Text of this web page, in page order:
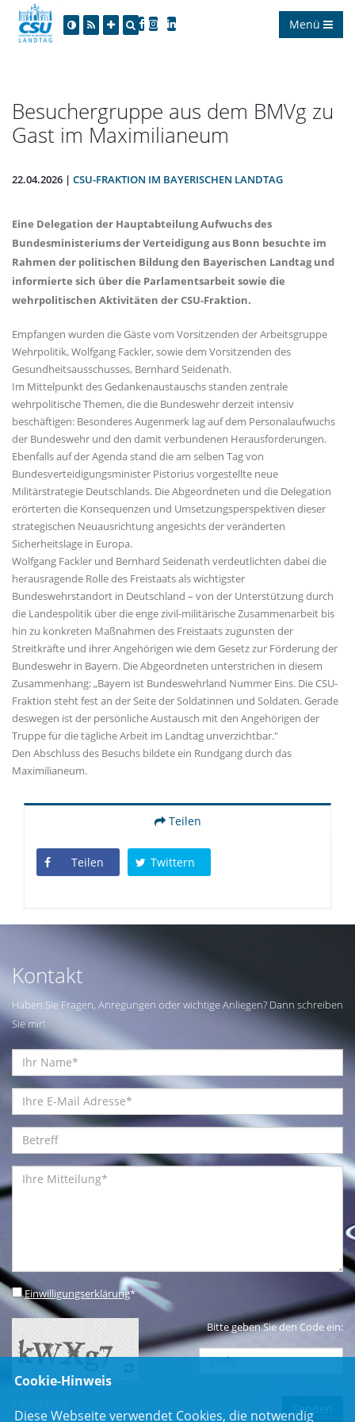
Menü
Besuchergruppe aus dem BMVg zu
Gast im Maximilianeum
22.04.2026 | CSU-FRAKTION IM BAYERISCHEN LANDTAG
Eine Delegation der Hauptabteilung Aufwuchs des
Bundesministeriums der Verteidigung aus Bonn besuchte im
Rahmen der politischen Bildung den Bayerischen Landtag und
informierte sich über die Parlamentsarbeit sowie die
wehrpolitischen Aktivitäten der CSU-Fraktion.
Empfangen wurden die Gäste vom Vorsitzenden der Arbeitsgruppe
Wehrpolitik, Wolfgang Fackler, sowie dem Vorsitzenden des
Gesundheitsausschusses, Bernhard Seidenath.
Im Mittelpunkt des Gedankenaustauschs standen zentrale
wehrpolitische Themen, die die Bundeswehr derzeit intensiv
beschäftigen: Besonderes Augenmerk lag auf dem Personalaufwuchs
der Bundeswehr und den damit verbundenen Herausforderungen.
Ebenfalls auf der Agenda stand die am selben Tag von
Bundesverteidigungsminister Pistorius vorgestellte neue
Militärstrategie Deutschlands. Die Abgeordneten und die Delegation
erörterten die Konsequenzen und Umsetzungsperspektiven dieser
strategischen Neuausrichtung angesichts der veränderten
Sicherheitslage in Europa.
Wolfgang Fackler und Bernhard Seidenath verdeutlichten dabei die
herausragende Rolle des Freistaats als wichtigster
Bundeswehrstandort in Deutschland – von der Unterstützung durch
die Landespolitik über die enge zivil-militärische Zusammenarbeit bis
hin zu konkreten Maßnahmen des Freistaats zugunsten der
Streitkräfte und ihrer Angehörigen wie dem Gesetz zur Förderung der
Bundeswehr in Bayern. Die Abgeordneten unterstrichen in diesem
Zusammenhang: „Bayern ist Bundeswehrland Nummer Eins. Die CSU-
Fraktion steht fest an der Seite der Soldatinnen und Soldaten. Gerade
deswegen ist der persönliche Austausch mit den Angehörigen der
Truppe für die tägliche Arbeit im Landtag unverzichtbar."
Den Abschluss des Besuchs bildete ein Rundgang durch das
Maximilianeum.
Teilen
Teilen Twittern
Kontakt
Haben Sie Fragen, Anregungen oder wichtige Anliegen? Dann schreiben
Sie mir!
Einwilligungserklärung*
Bitte geben Sie den Code ein:
Cookie-Hinweis
Diese Webseite verwendet Cookies, die notwendig